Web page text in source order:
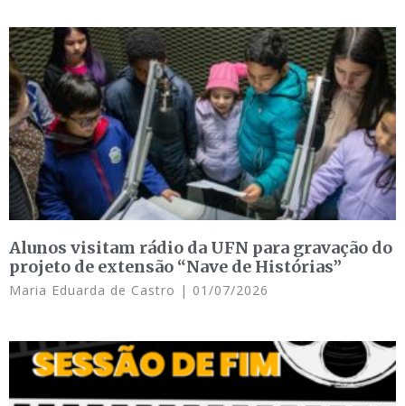
Alunos visitam rádio da UFN para gravação do
projeto de extensão “Nave de Histórias”
Maria Eduarda de Castro 01/07/2026